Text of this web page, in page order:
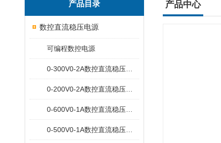
产品目录
数控直流稳压电源
可编程数控电源
产品中心